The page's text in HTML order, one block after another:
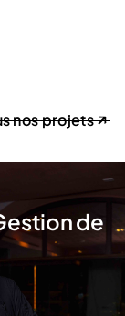
nos projets
de